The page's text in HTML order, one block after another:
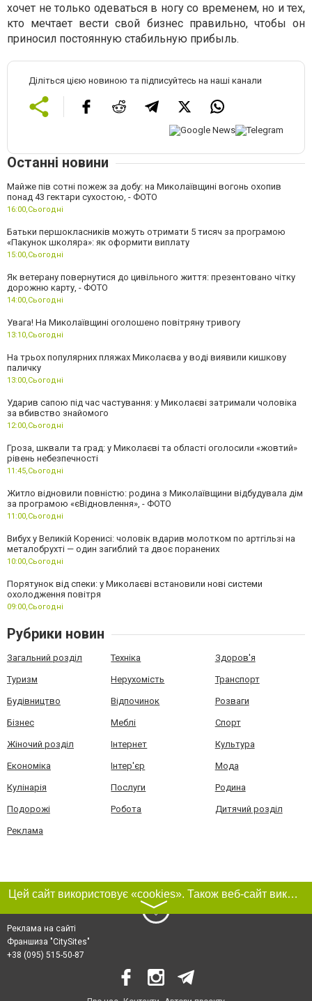
хочет не только одеваться в ногу со временем, но и тех,
кто мечтает вести свой бизнес правильно, чтобы он
приносил постоянную стабильную прибыль.
Діліться цією новиною та підписуйтесь на наші канали
Останні новини
Майже пів сотні пожеж за добу: на Миколаївщині вогонь охопив
понад 43 гектари сухостою, - ФОТО
16:00, Сьогодні
Батьки першокласників можуть отримати 5 тисяч за програмою
«Пакунок школяра»: як оформити виплату
15:00, Сьогодні
Як ветерану повернутися до цивільного життя: презентовано чітку
дорожню карту, - ФОТО
14:00, Сьогодні
Увага! На Миколаївщині оголошено повітряну тривогу
13:10, Сьогодні
На трьох популярних пляжах Миколаєва у воді виявили кишкову
паличку
13:00, Сьогодні
Ударив сапою під час частування: у Миколаєві затримали чоловіка
за вбивство знайомого
12:00, Сьогодні
Гроза, шквали та град: у Миколаєві та області оголосили «жовтий»
рівень небезпечності
11:45, Сьогодні
Житло відновили повністю: родина з Миколаївщини відбудувала дім
за програмою «єВідновлення», - ФОТО
11:00, Сьогодні
Вибух у Великій Коренисі: чоловік вдарив молотком по артгільзі на
металобрухті — один загиблий та двоє поранених
10:00, Сьогодні
Порятунок від спеки: у Миколаєві встановили нові системи
охолодження повітря
09:00, Сьогодні
Рубрики новин
Загальний розділ Техніка Здоров'я
Туризм Нерухомість Транспорт
Будівництво Відпочинок Розваги
Бізнес Меблі Спорт
Жіночий розділ Інтернет Культура
Економіка Інтер'єр Мода
Кулінарія Послуги Родина
Подорожі Робота Дитячий розділ
Реклама
Цей сайт використовує «cookies». Також веб-сайт використовує інтернет-сервіс для збору технічних даних стосовно відвідувачів з метою отримання маркетингової та статистичної інформації. Умови обробки даних відвідувачів сайту див.
〉
Реклама на сайті
Франшиза "CitySites"
+38 (095) 515-50-87